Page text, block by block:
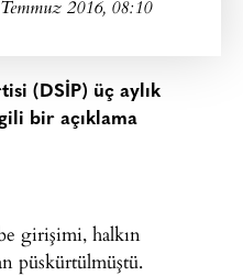
2016, 08:10
(DSİP) üç aylık
bir açıklama
girişimi, halkın
püskürtülmüştü.